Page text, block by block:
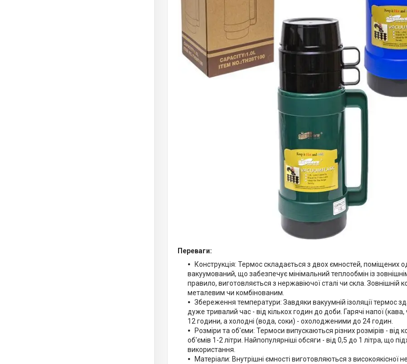
Переваги:
Конструкція: Термос складається з двох ємностей, поміщених
вакуумований, що забезпечує мінімальний теплообмін із
правило, виготовляється з нержавіючої сталі чи скла. Зовнішній
металевим чи комбінованим.
Збереження температури: Завдяки вакуумній ізоляції термос
дуже тривалий час - від кількох годин до доби. Гарячі напої
12 години, а холодні (вода, соки) - охолодженими до 24 годин.
Розміри та об'єми: Термоси випускаються різних розмірів -
об'ємів 1-2 літри. Найпопулярніші обсяги - від 0,5 до 1 літра, що
використання.
Матеріали: Внутрішні ємності виготовляються з високоякісної